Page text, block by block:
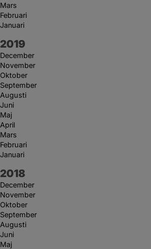
Mars
Februari
Januari
År:
2019
December
November
Oktober
September
Augusti
Juni
Maj
April
Mars
Februari
Januari
År:
2018
December
November
Oktober
September
Augusti
Juni
Maj